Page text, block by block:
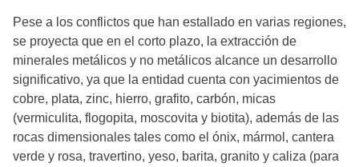
Pese a los conflictos que han estallado en varias regiones,
se proyecta que en el corto plazo, la extracción de
minerales metálicos y no metálicos alcance un desarrollo
significativo, ya que la entidad cuenta con yacimientos de
cobre, plata, zinc, hierro, grafito, carbón, micas
(vermiculita, flogopita, moscovita y biotita), además de las
rocas dimensionales tales como el ónix, mármol, cantera
verde y rosa, travertino, yeso, barita, granito y caliza (para